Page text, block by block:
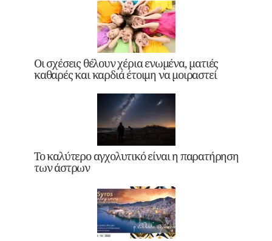
Οι σχέσεις θέλουν χέρια ενωμένα, ματιές
καθαρές και καρδιά έτοιμη να μοιραστεί
Το καλύτερο αγχολυτικό είναι η παρατήρηση
των άστρων